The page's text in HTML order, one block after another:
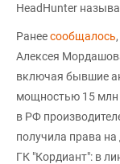
HeadHunter
Ранеесообщалось
Алексея
включая бывшие
мощностью 15 млн
в РФ
получила права
ГК "Кордиант": в